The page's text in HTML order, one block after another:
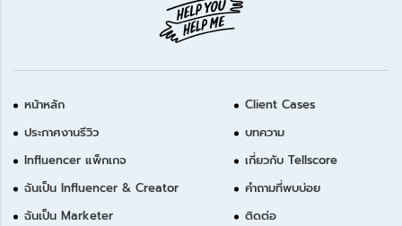
หน้าหลัก
ประกาศงานรีวิว
Influencer แพ็กเกจ
ฉันเป็น Influencer & Creator
ฉันเป็น Marketer
Client Cases
บทความ
เกี่ยวกับ Tellscore
คำถามที่พบบ่อย
ติดต่อ